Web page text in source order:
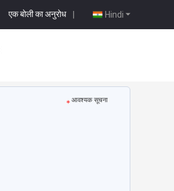
Hindi
एक बोली का अनुरोध |
आवश्यक सूचना